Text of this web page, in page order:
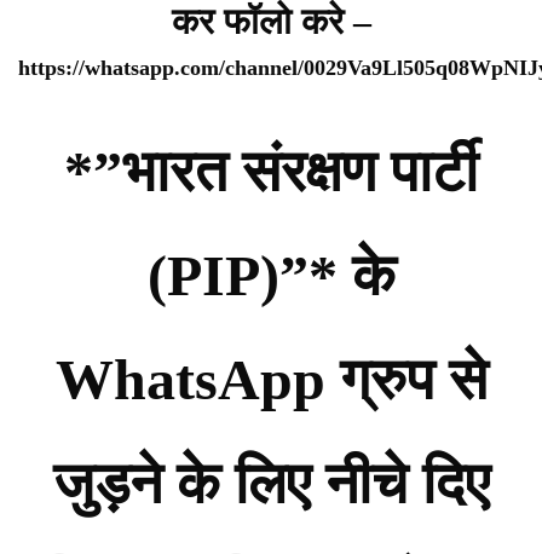
कर फॉलो करे –
https://whatsapp.com/channel/
*”भारत संरक्षण पार्टी
(PIP)”* के
WhatsApp ग्रुप से
जुड़ने के लिए नीचे दिए